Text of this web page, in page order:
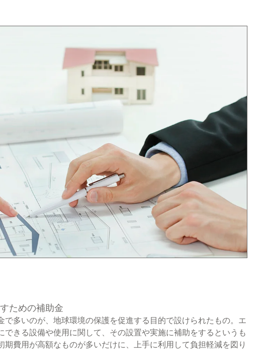
ための補助金
で多いのが、地球環境の保護を促進する目的で設けられたもの。エ
できる設備や使用に関して、その設置や実施に補助をするというも
期費用が高額なものが多いだけに、上手に利用して負担軽減を図り